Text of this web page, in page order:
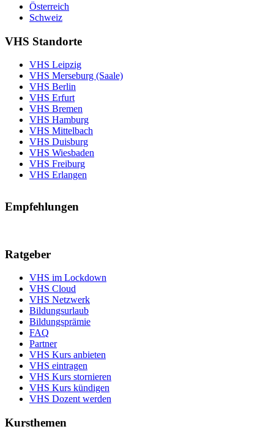
Österreich
Schweiz
VHS Standorte
VHS Leipzig
VHS Merseburg (Saale)
VHS Berlin
VHS Erfurt
VHS Bremen
VHS Hamburg
VHS Mittelbach
VHS Duisburg
VHS Wiesbaden
VHS Freiburg
VHS Erlangen
Empfehlungen
Ratgeber
VHS im Lockdown
VHS Cloud
VHS Netzwerk
Bildungsurlaub
Bildungsprämie
FAQ
Partner
VHS Kurs anbieten
VHS eintragen
VHS Kurs stornieren
VHS Kurs kündigen
VHS Dozent werden
Kursthemen